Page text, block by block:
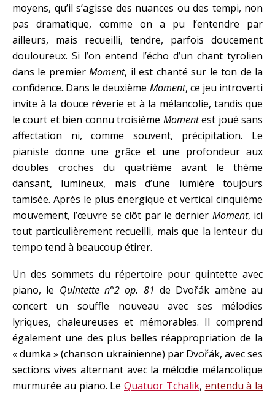
moyens, qu’il s’agisse des nuances ou des tempi, non
pas dramatique, comme on a pu l’entendre par
ailleurs, mais recueilli, tendre, parfois doucement
douloureux. Si l’on entend l’écho d’un chant tyrolien
dans le premierMoment, il est chanté sur le ton de la
confidence. Dans le deuxième Moment, ce jeu introverti
invite à la douce rêverie et à la mélancolie, tandis que
le court et bien connu troisième Momentest joué sans
affectation ni, comme souvent, précipitation. Le
pianiste donne une grâce et une profondeur aux
doubles croches du quatrième avant le thème
dansant, lumineux, mais d’une lumière toujours
tamisée. Après le plus énergique et vertical cinquième
mouvement, l’œuvre se clôt par le dernier Moment, ici
tout particulièrement recueilli, mais que la lenteur du
tempo tend à beaucoup étirer.
Un des sommets du répertoire pour quintette avec
piano, le Quintette n°2 op. 81 de Dvořák amène au
concert un souffle nouveau avec ses mélodies
lyriques, chaleureuses et mémorables. Il comprend
également une des plus belles réappropriation de la
« dumka » (chanson ukrainienne) par Dvořák, avec ses
sections vives alternant avec la mélodie mélancolique
murmurée au piano. Le Quatuor Tchalik, entendu à la